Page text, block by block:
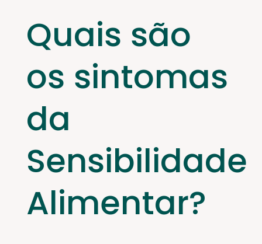
Quais são
os sintomas
da
Sensibilidade
Alimentar?